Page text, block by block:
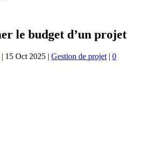
le budget d’un projet
| 15 Oct 2025 | Gestion de projet | 0